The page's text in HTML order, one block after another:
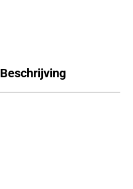
Beschrijving